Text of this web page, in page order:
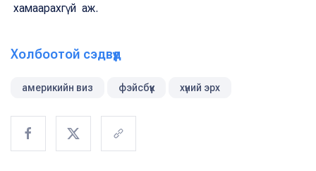
хамаарахгүй аж.
Холбоотой сэдвүүд
америкийн виз фэйсбүүк хүний эрх